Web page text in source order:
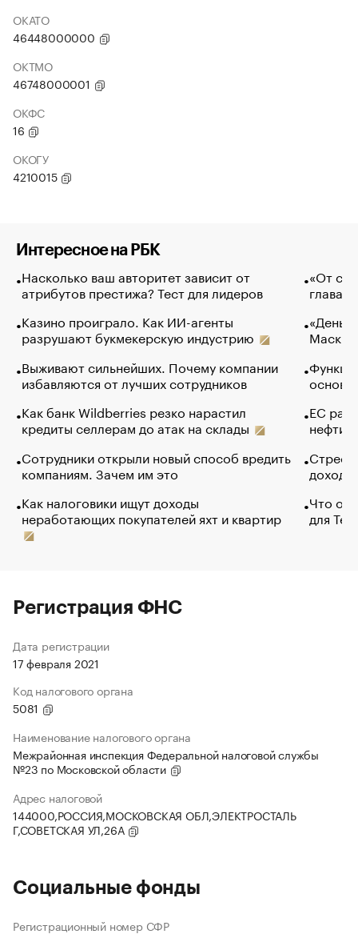
ОКАТО
46448000000
ОКТМО
46748000001
ОКФС
16
ОКОГУ
4210015
Интересное на РБК
Насколько ваш авторитет зависит от
атрибутов престижа? Тест для лидеров
Казино проиграло. Как ИИ-агенты
разрушают букмекерскую индустрию
Выживают сильнейших. Почему компании
избавляются от лучших сотрудников
Как банк Wildberries резко нарастил
кредиты селлерам до атак на склады
Сотрудники открыли новый способ вредить
компаниям. Зачем им это
Как налоговики ищут доходы
неработающих покупателей яхт и квартир
«От
глава
Маск в
основ
ЕС
нефти
Что
для
Регистрация ФНС
Дата регистрации
17 февраля 2021
Код налогового органа
5081
Наименование налогового органа
Межрайонная инспекция Федеральной налоговой службы
№23 по Московской области
Адрес налоговой
144000,РОССИЯ,МОСКОВСКАЯ ОБЛ,ЭЛЕКТРОСТАЛЬ
Г,СОВЕТСКАЯ УЛ,26А
Социальные фонды
Регистрационный номер СФР